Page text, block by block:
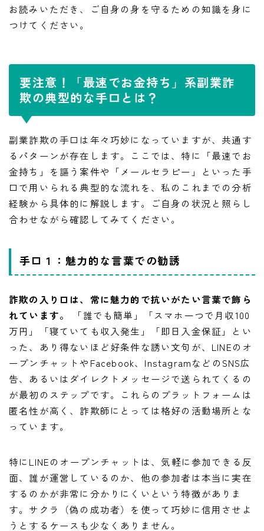
お読みいただき、ご自身の身を守るための知識を身に
つけてください。
要注意！「最速でお金持ち」系副業詐
欺の典型的な手口とは？
副業詐欺の手口は年々巧妙になっていますが、共通す
るパターンが存在します。ここでは、特に「最速でお
金持ち」を謳う案件や「メールセラピー」といった手
口で用いられる典型的な流れを、私のこれまでの分析
経験から具体的に解説します。ご自身の状況と照らし
合わせながら確認してみてください。
手口１：魅力的な言葉での勧誘
詐欺の入り口は、常に魅力的で抗いがたい言葉で飾ら
れています。
「誰でも簡単」「スマホ一つで月収100
万円」「寝ていても収入発生」「即日入金保証」とい
った、あり得ないほど好条件な誘い文句が、LINEのオ
ープンチャットやFacebook、InstagramなどのSNS広
告、あるいはダイレクトメッセージで送られてくるの
が最初のステップです。これらのプラットフォームは
匿名性が高く、詐欺師にとっては格好の活動場所とな
っています。
特にLINEのオープンチャットは、気軽に参加できる反
面、誰が運営しているのか、他の参加者は本当に実在
するのかが非常に分かりにくいという特徴がありま
す。サクラ（偽の成功者）を使って巧妙に信用させよ
うとするケースも少なくありません。